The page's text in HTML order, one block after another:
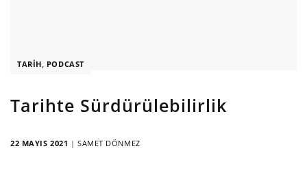
TARIH PODCAST
Tarihte Sürdürülebilirlik
22 MAYIS 2021 | SAMET DÖNMEZ